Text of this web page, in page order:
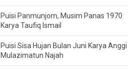
Puisi Panmunjom, Musim Panas 1970
Karya Taufiq Ismail
Puisi Sisa Hujan Bulan Juni Karya Anggi
Mulazimatun Najah